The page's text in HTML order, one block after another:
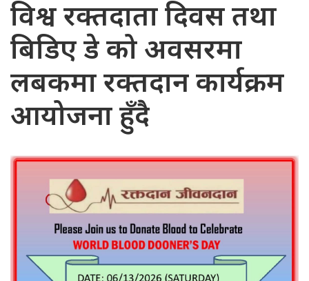
विश्व रक्तदाता दिवस तथा
बिडिए डे को अवसरमा
लबकमा रक्तदान कार्यक्रम
आयोजना हुँदै